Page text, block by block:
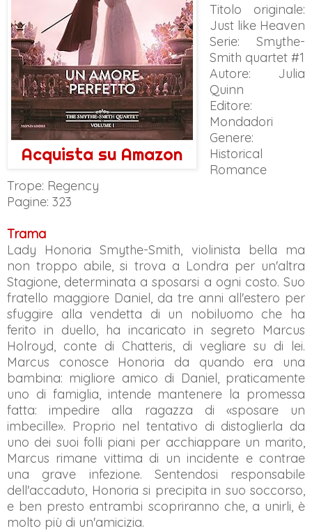
Acquista su Amazon
Titolo originale:
Just like Heaven
Serie: Smythe-
Smith quartet #1
Autore: Julia
Quinn
Editore:
Mondadori
Genere:
Historical
Romance
Trope: Regency
Pagine: 323
Trama
Lady Honoria Smythe-Smith, violinista bella ma
non troppo abile, si trova a Londra per un'altra
Stagione, determinata a sposarsi a ogni costo. Suo
fratello maggiore Daniel, da tre anni all'estero per
sfuggire alla vendetta di un nobiluomo che ha
ferito in duello, ha incaricato in segreto Marcus
Holroyd, conte di Chatteris, di vegliare su di lei.
Marcus conosce Honoria da quando era una
bambina: migliore amico di Daniel, praticamente
uno di famiglia, intende mantenere la promessa
fatta: impedire alla ragazza di «sposare un
imbecille». Proprio nel tentativo di distoglierla da
uno dei suoi folli piani per acchiappare un marito,
Marcus rimane vittima di un incidente e contrae
una grave infezione. Sentendosi responsabile
dell'accaduto, Honoria si precipita in suo soccorso,
e ben presto entrambi scopriranno che, a unirli, è
molto più di un'amicizia.